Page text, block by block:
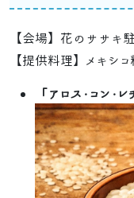
【会場】花のササキ
【提供料理】メキシ
「アロス・コン・